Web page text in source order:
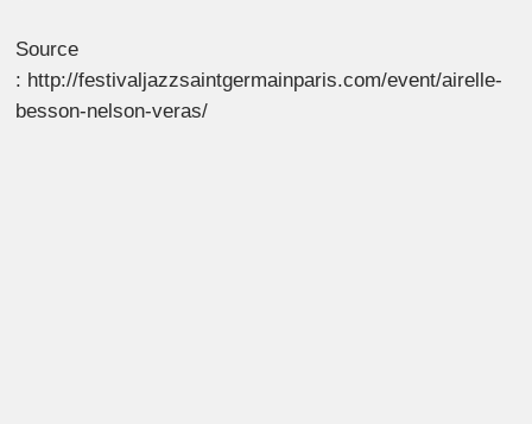
Source
: http://festivaljazzsaintgermainparis.com/event/airelle-
besson-nelson-veras/